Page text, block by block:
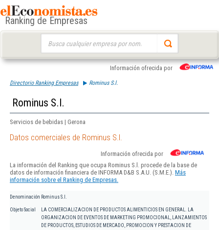
Ranking de Empresas
Información ofrecida por
Directorio Ranking Empresas Rominus S.l.
Rominus S.l.
Servicios de bebidas | Gerona
Datos comerciales de Rominus S.l.
Información ofrecida por
La información del Ranking que ocupa Rominus S.l. procede de la base de
datos de información financiera de INFORMA D&B S.A.U. (S.M.E.). Más
información sobre el Ranking de Empresas.
Denominación Rominus S.l.
Objeto Social
LA COMERCIALIZACION DE PRODUCTOS ALIMENTICIOS EN GENERAL. LA
ORGANIZACION DE EVENTOS DE MARKETING PROMOCIONAL, LANZAMIENTOS
DE PRODUCTOS, ESTUDIOS DE MERCADO, PROMOCION Y PRESTACION DE